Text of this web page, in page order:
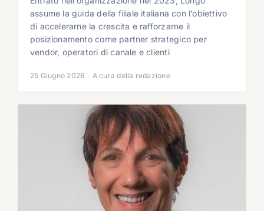
assume la guida della filiale italiana con l’obiettivo
di accelerarne la crescita e rafforzarne il
posizionamento come partner strategico per
vendor, operatori di canale e clienti
25 Giugno 2026 · A cura della redazione